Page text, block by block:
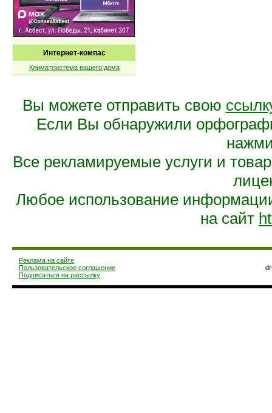
Интернет-компас
Климатсистема вашего дома
Вы можете отправить свою
Если Вы обнаружили
Все рекламируемые услуги и
Любое использование
на сайт
Реклама на сайте
Пользовательское соглашение
Подписаться на рассылку